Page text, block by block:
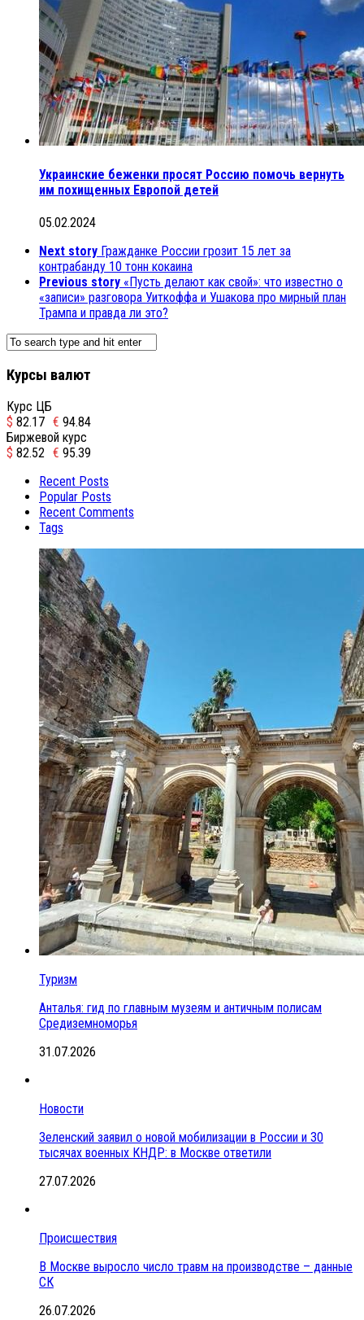
Украинские беженки просят Россию помочь вернуть
им похищенных Европой детей
05.02.2024
Next story Гражданке России грозит 15 лет за
контрабанду 10 тонн кокаина
Previous story «Пусть делают как свой»: что известно о
«записи» разговора Уиткоффа и Ушакова про мирный план
Трампа и правда ли это?
Курсы валют
Курс ЦБ
$ 82.17 € 94.84
Биржевой курс
$ 82.52 € 95.39
Recent Posts
Popular Posts
Recent Comments
Tags
Туризм
Анталья: гид по главным музеям и античным полисам
Средиземноморья
31.07.2026
Новости
Зеленский заявил о новой мобилизации в России и 30
тысячах военных КНДР: в Москве ответили
27.07.2026
Происшествия
В Москве выросло число травм на производстве – данные
СК
26.07.2026